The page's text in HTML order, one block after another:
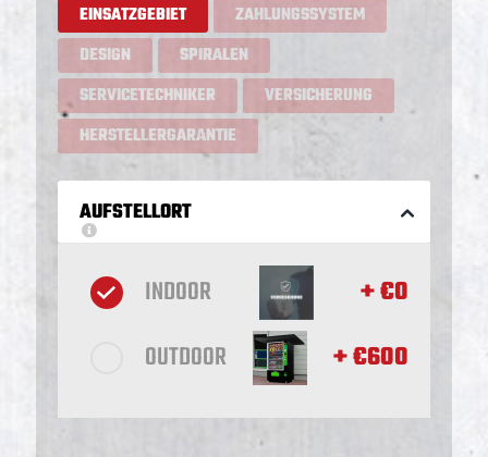
EINSATZGEBIET
ZAHLUNGSSYSTEM
DESIGN
SPIRALEN
SERVICETECHNIKER
VERSICHERUNG
HERSTELLERGARANTIE
AUFSTELLORT
INDOOR + €0
OUTDOOR
+ €600